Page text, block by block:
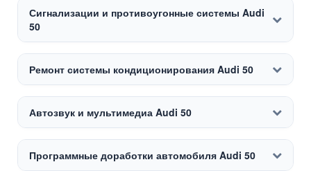
Сигнализации и противоугонные системы Audi
50
Ремонт системы кондиционирования Audi 50
Автозвук и мультимедиа Audi 50
Программные доработки автомобиля Audi 50